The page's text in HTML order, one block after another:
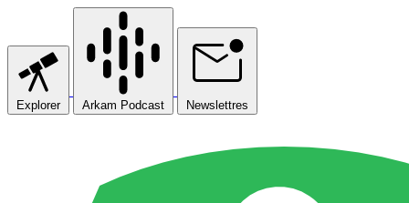
Explorer Arkam Podcast Newslettres